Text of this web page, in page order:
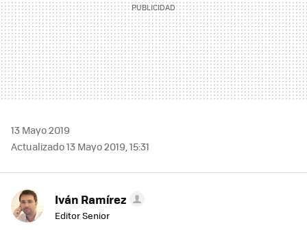
13 Mayo 2019
Actualizado 13 Mayo 2019, 15:31
Iván Ramírez
Editor Senior